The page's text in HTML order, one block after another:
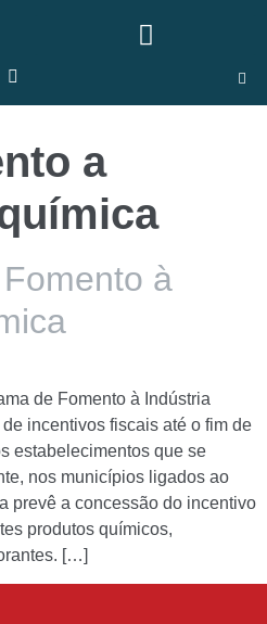
a
à
de Fomento à Indústria
incentivos fiscais até o fim de
estabelecimentos que se
nos municípios ligados ao
prevê a concessão do incentivo
produtos químicos,
[…]